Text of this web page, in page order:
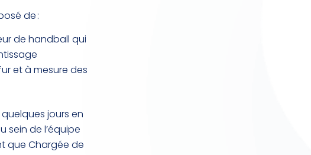
de :
de handball qui
et à mesure des
jours en
sein de l’équipe
que Chargée de